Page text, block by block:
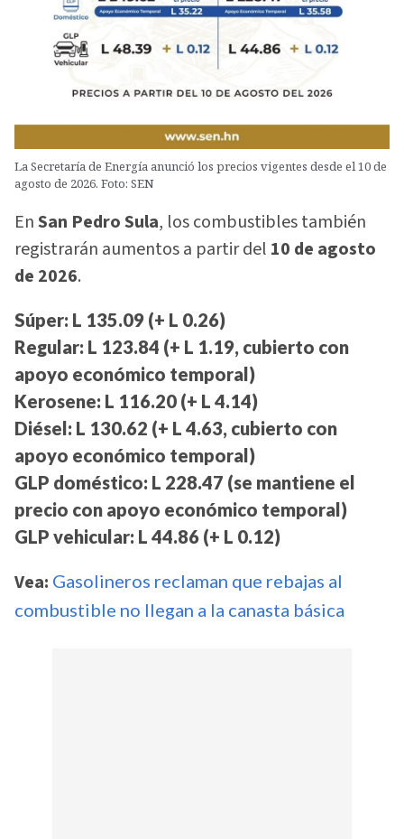
La Secretaría de Energía anunció los precios vigentes desde el 10 de
agosto de 2026. Foto: SEN
EnSan Pedro Sula, los combustibles también
registrarán aumentos a partir del 10 de agosto
de 2026.
Súper: L 135.09 (+ L 0.26)
Regular: L 123.84 (+ L 1.19, cubierto con
apoyo económico temporal)
Kerosene: L 116.20 (+ L 4.14)
Diésel: L 130.62 (+ L 4.63, cubierto con
apoyo económico temporal)
GLP doméstico: L 228.47 (se mantiene el
precio con apoyo económico temporal)
GLP vehicular: L 44.86 (+ L 0.12)
Vea: Gasolineros reclaman que rebajas al
combustible no llegan a la canasta básica